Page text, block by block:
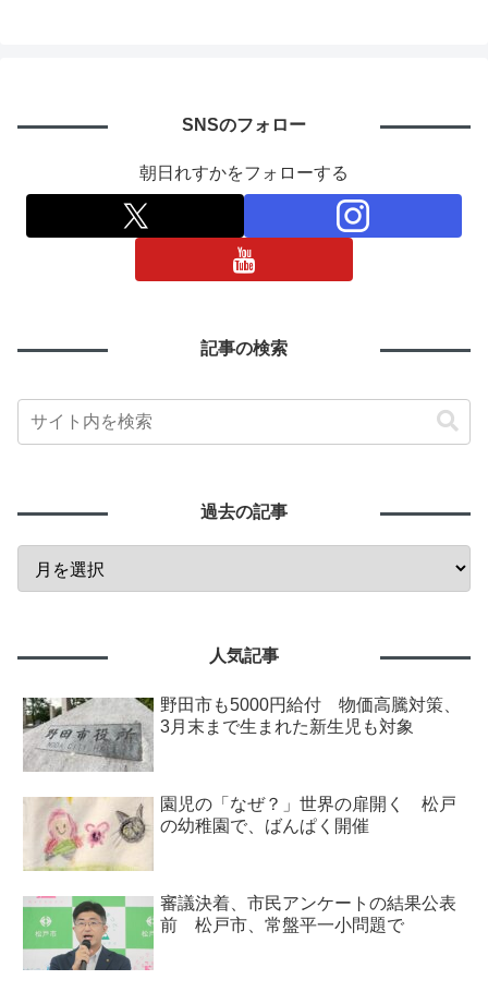
SNSのフォロー
朝日れすかをフォローする
記事の検索
過去の記事
人気記事
野田市も5000円給付 物価高騰対策、
3月末まで生まれた新生児も対象
園児の「なぜ？」世界の扉開く 松戸
の幼稚園で、ばんぱく開催
審議決着、市民アンケートの結果公表
前 松戸市、常盤平一小問題で